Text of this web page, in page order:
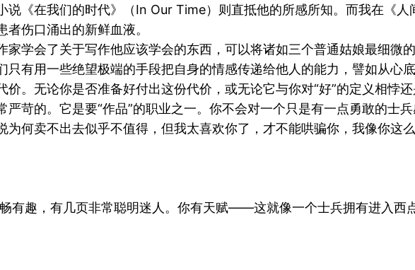
说《在我们的时代》（In Our Time）则直抵他的所感所知。而我在《
伤口涌出的新鲜血液。
家学会了关于写作他应该学会的东西，可以将诸如三个普通姑娘最细微
只有用一些绝望极端的手段把自身的情感传递给他人的能力，譬如从心
价。无论你是否准备好付出这份代价，或无论它与你对“好”的定义相悖
严苛的。它是要“作品”的职业之一。你不会对一个只是有一点勇敢的士兵
为何卖不出去似乎不值得，但我太喜欢你了，才不能哄骗你，我像你这
有趣，有几页非常聪明迷人。你有天赋——这就像一个士兵拥有进入西